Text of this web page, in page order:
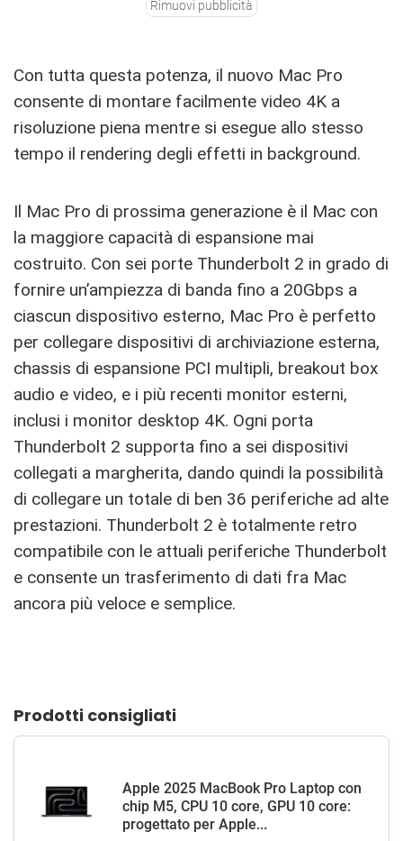
Rimuovi pubblicità
Con tutta questa potenza, il nuovo Mac Pro
consente di montare facilmente video 4K a
risoluzione piena mentre si esegue allo stesso
tempo il rendering degli effetti in background.
Il Mac Pro di prossima generazione è il Mac con
la maggiore capacità di espansione mai
costruito. Con sei porte Thunderbolt 2 in grado di
fornire un’ampiezza di banda fino a 20Gbps a
ciascun dispositivo esterno, Mac Pro è perfetto
per collegare dispositivi di archiviazione esterna,
chassis di espansione PCI multipli, breakout box
audio e video, e i più recenti monitor esterni,
inclusi i monitor desktop 4K. Ogni porta
Thunderbolt 2 supporta fino a sei dispositivi
collegati a margherita, dando quindi la possibilità
di collegare un totale di ben 36 periferiche ad alte
prestazioni. Thunderbolt 2 è totalmente retro
compatibile con le attuali periferiche Thunderbolt
e consente un trasferimento di dati fra Mac
ancora più veloce e semplice.
Prodotti consigliati
Apple 2025 MacBook Pro Laptop con
chip M5, CPU 10 core, GPU 10 core:
progettato per Apple...